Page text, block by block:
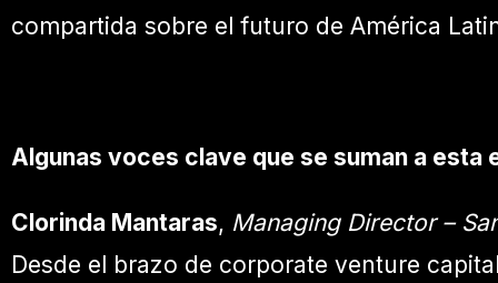
compartida sobre el futuro de América
Algunas voces clave que se suman a esta
Clorinda Mantaras, Managing Director –
Desde el brazo de corporate venture